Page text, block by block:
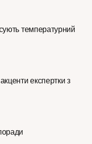
температурний
експертки з